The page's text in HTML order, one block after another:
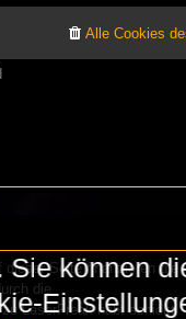
Alle Cookies
Seite finanzieren die
die
LaserFreak habt schickt
Sie können